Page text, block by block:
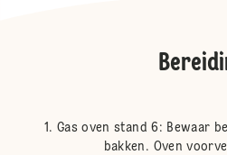
Gas oven stand 6: Bewaar
bakken. Oven